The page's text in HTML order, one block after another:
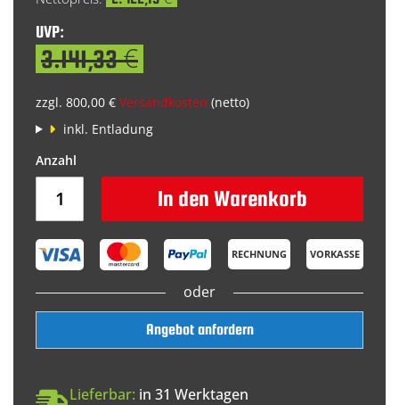
UVP:
3.141,33 €
zzgl. 800,00 € Versandkosten (netto)
inkl. Entladung
In den Warenkorb
RECHNUNG VORKASSE
oder
Angebot anfordern
Lieferbar: in 31 Werktagen